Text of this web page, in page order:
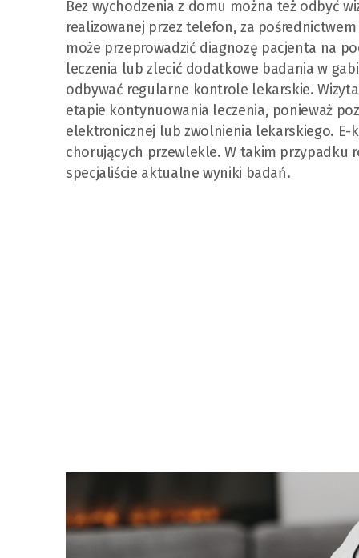
Bez wychodzenia z domu można też odbyć
realizowanej przez telefon, za
może przeprowadzić diagnozę pacjenta na
leczenia lub zlecić dodatkowe badania w
odbywać regularne kontrole lekarskie.
etapie kontynuowania leczenia, ponieważ
elektronicznej lub zwolnienia lekarskiego.
chorujących przewlekle. W takim przypadku
specjaliście aktualne wyniki badań.